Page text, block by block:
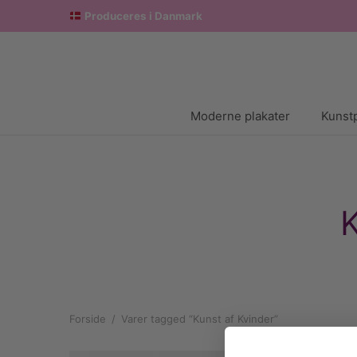
Produceres i Danmark
Moderne plakater
Forside / Varer tagged “Kunst af Kvinder”